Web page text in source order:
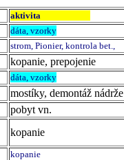
aktivita
dáta, vzorky
strom Pionier, kontrola bet.,
kopanie, prepojenie
dáta, vzorky
mostíky, demontáž nádrže
pobyt vn.
kopanie
kopanie